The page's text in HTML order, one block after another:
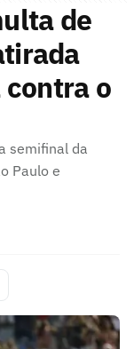
de
contra o
semifinal da
Paulo e